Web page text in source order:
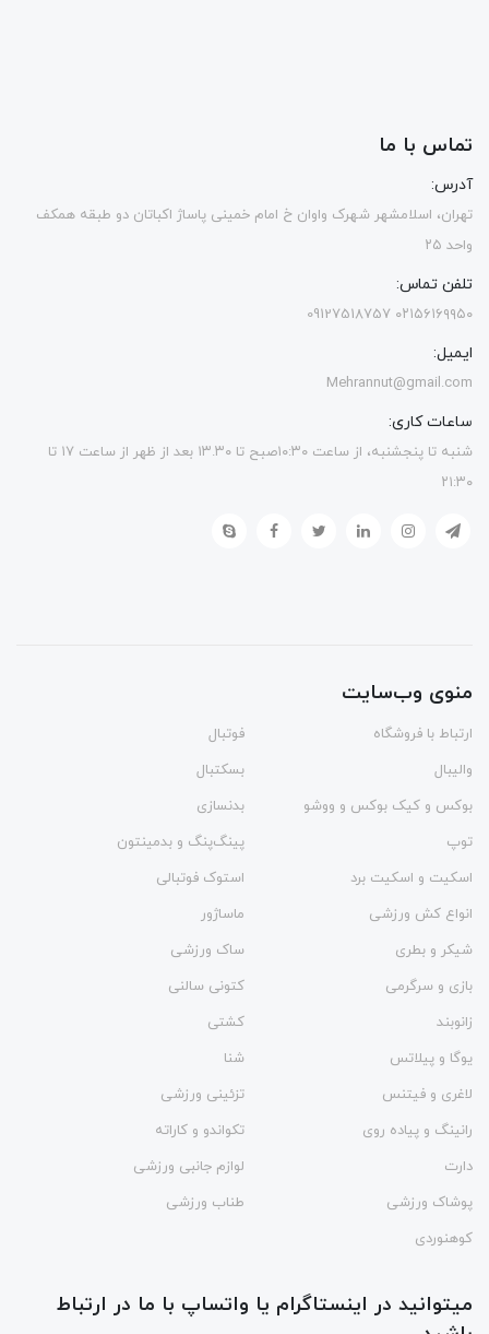
تماس با ما
آدرس:
تهران، اسلامشهر شهرک واوان خ امام خمینی پاساژ اکباتان دو طبقه همکف
واحد ۲۵
تلفن تماس:
۰۲۱۵۶۱۶۹۹۵۰ 09127518757
ایمیل:
Mehrannut@gmail.com
ساعات کاری:
شنبه تا پنجشنبه، از ساعت ۱۰:۳۰صبح تا ۱۳.۳۰ بعد از ظهر از ساعت ۱۷ تا
۲۱:۳۰
منوی وب‌سایت
ارتباط با فروشگاه
فوتبال
والیبال
بسکتبال
بوکس و کیک بوکس و ووشو
بدنسازی
توپ
پینگ‌پنگ و بدمينتون
اسکیت و اسکیت برد
استوک فوتبالی
انواع کش ورزشی
ماساژور
شیکر و بطری
ساک ورزشی
بازی و سرگرمی
کتونی سالنی
زانوبند
کشتی
یوگا و پیلاتس
شنا
لاغری و فیتنس
تزئینی ورزشی
رانینگ و پیاده روی
تکواندو و کاراته
دارت
لوازم جانبی ورزشی
پوشاک ورزشی
طناب ورزشی
کوهنوردی
میتوانید در اینستاگرام یا واتساپ با ما در ارتباط